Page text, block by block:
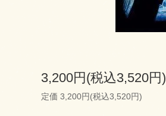
3,200円(税込3,520円)
定価 3,200円(税込3,520円)